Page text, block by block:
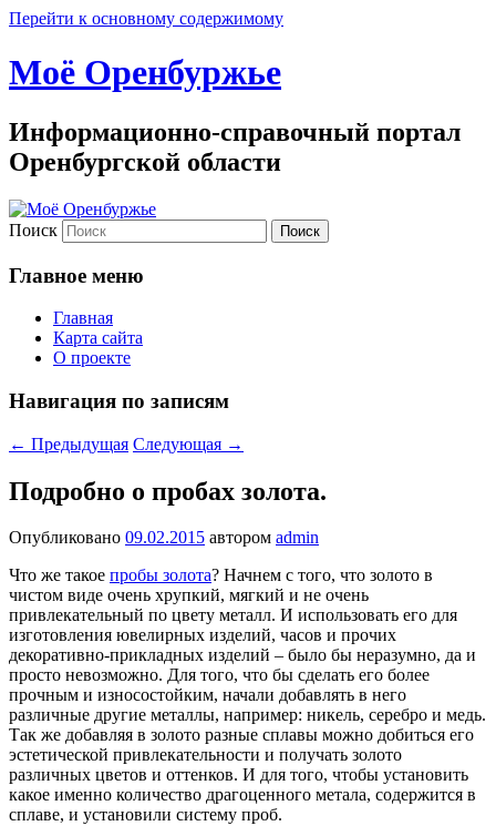
Перейти к основному содержимому
Моё Оренбуржье
Информационно-справочный портал
Оренбургской области
Поиск
Главное меню
Главная
Карта сайта
О проекте
Навигация по записям
← Предыдущая Следующая →
Подробно о пробах золота.
Опубликовано 09.02.2015 автором admin
Что же такое пробы золота? Начнем с того, что золото в
чистом виде очень хрупкий, мягкий и не очень
привлекательный по цвету металл. И использовать его для
изготовления ювелирных изделий, часов и прочих
декоративно-прикладных изделий – было бы неразумно, да и
просто невозможно. Для того, что бы сделать его более
прочным и износостойким, начали добавлять в него
различные другие металлы, например: никель, серебро и медь.
Так же добавляя в золото разные сплавы можно добиться его
эстетической привлекательности и получать золото
различных цветов и оттенков. И для того, чтобы установить
какое именно количество драгоценного метала, содержится в
сплаве, и установили систему проб.